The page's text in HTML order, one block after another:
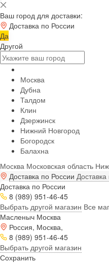
Ваш город для доставки:
Доставка по России
Да
Другой
Москва
Дубна
Талдом
Клин
Дзержинск
Нижний Новгород
Богородск
Балахна
Москва Московская область
Доставка по России
Доставка по России
8 (989) 951-46-45
Выбрать другой магазин Все
Масленыч Москва
Россия, Москва,
8 (989) 951-46-45
Выбрать другой магазин
Сохранить